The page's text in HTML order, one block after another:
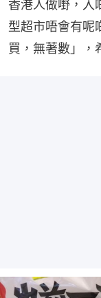
香港人做嘢，入
型超市唔會有呢
買，無著數」，